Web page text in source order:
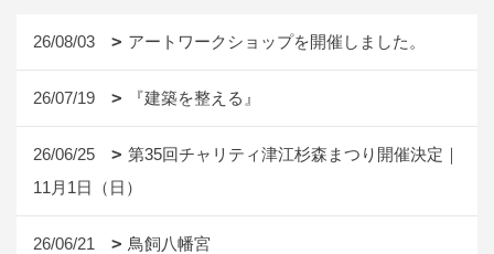
26/08/03 アートワークショップを開催しました。
26/07/19 『建築を整える』
26/06/25
第35回チャリティ津江杉森まつり開催決定｜
11月1日（日）
26/06/21 鳥飼八幡宮